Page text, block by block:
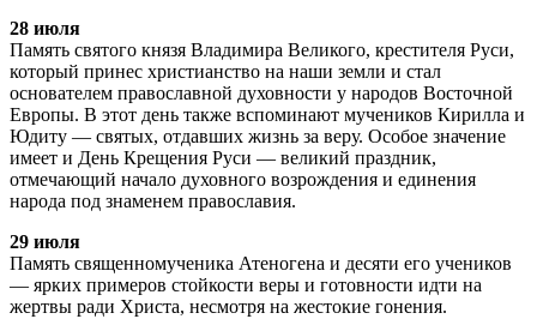
28 июля
Память святого князя Владимира Великого, крестителя Руси,
который принес христианство на наши земли и стал
основателем православной духовности у народов Восточной
Европы. В этот день также вспоминают мучеников Кирилла и
Юдиту — святых, отдавших жизнь за веру. Особое значение
имеет и День Крещения Руси — великий праздник,
отмечающий начало духовного возрождения и единения
народа под знаменем православия.
29 июля
Память священномученика Атеногена и десяти его учеников
— ярких примеров стойкости веры и готовности идти на
жертвы ради Христа, несмотря на жестокие гонения.